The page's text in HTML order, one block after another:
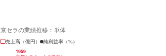
京セラの業績推移：単体
売上高（億円）
純利益率（%）